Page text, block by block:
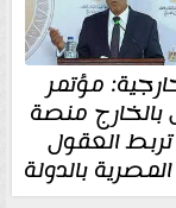
مؤتمر
بالخارج منصة
العقول
بالدولة